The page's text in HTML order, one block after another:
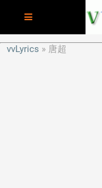
vvLyrics
唐超